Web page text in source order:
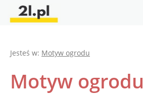
Jesteś w: Motyw ogrodu
Motyw ogrodu